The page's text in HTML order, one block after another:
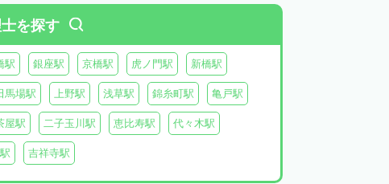
を探す
駅 銀座駅 京橋駅 虎ノ門駅 新橋駅
馬場駅 上野駅 浅草駅 錦糸町駅 亀戸駅
屋駅 二子玉川駅 恵比寿駅 代々木駅
吉祥寺駅